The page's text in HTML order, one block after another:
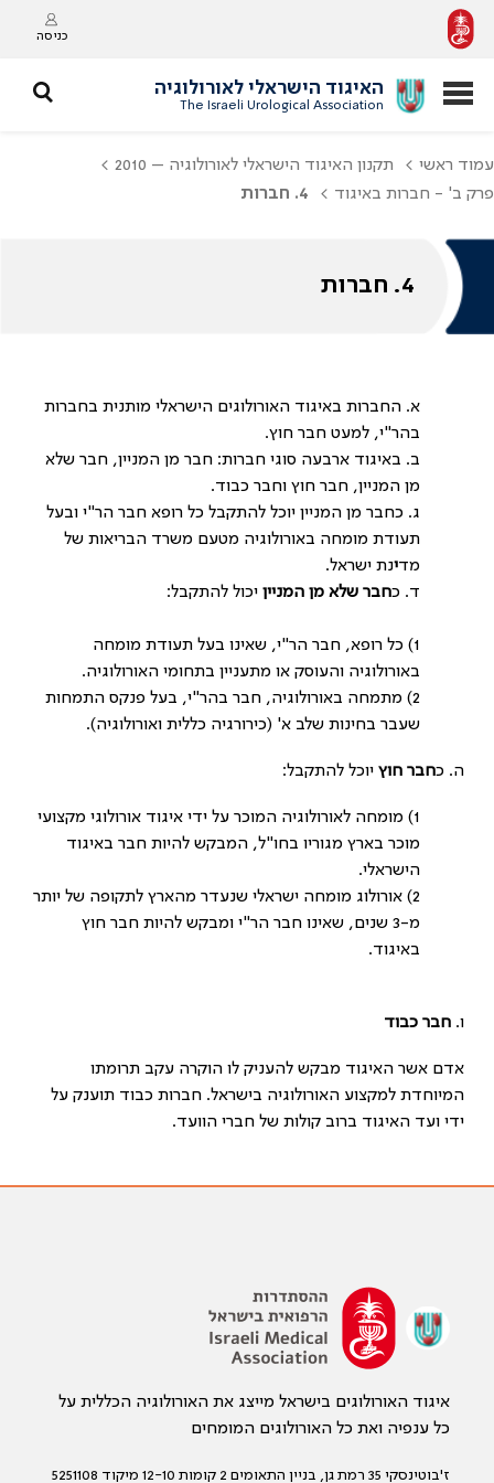
כניסה
האיגוד הישראלי לאורולוגיה
The Israeli Urological Association
עמוד ראשי
תקנון האיגוד הישראלי לאורולוגיה – 2010
פרק ב' - חברות באיגוד
4. חברות
4. חברות
א. החברות באיגוד האורולוגים הישראלי מותנית בחברות
בהר"י, למעט חבר חוץ.
ב. באיגוד ארבעה סוגי חברות: חבר מן המניין, חבר שלא
מן המניין, חבר חוץ וחבר כבוד.
ג. כחבר מן המניין יוכל להתקבל כל רופא חבר הר"י ובעל
תעודת מומחה באורולוגיה מטעם משרד הבריאות של
מדינת ישראל.
ד. כחבר שלא מן המניין יכול להתקבל:
1) כל רופא, חבר הר"י, שאינו בעל תעודת מומחה
באורולוגיה והעוסק או מתעניין בתחומי האורולוגיה.
2) מתמחה באורולוגיה, חבר בהר"י, בעל פנקס התמחות
שעבר בחינות שלב א' (כירורגיה כללית ואורולוגיה).
ה. כחבר חוץ יוכל להתקבל:
1) מומחה לאורולוגיה המוכר על ידי איגוד אורולוגי מקצועי
מוכר בארץ מגוריו בחו"ל, המבקש להיות חבר באיגוד
הישראלי.
2) אורולוג מומחה ישראלי שנעדר מהארץ לתקופה של יותר
מ-3 שנים, שאינו חבר הר"י ומבקש להיות חבר חוץ
באיגוד.
ו. חבר כבוד
אדם אשר האיגוד מבקש להעניק לו הוקרה עקב תרומתו
המיוחדת למקצוע האורולוגיה בישראל. חברות כבוד תוענק על
ידי ועד האיגוד ברוב קולות של חברי הוועד.
איגוד האורולוגים בישראל מייצג את האורולוגיה הכללית על
כל ענפיה ואת כל האורולוגים המומחים
ז'בוטינסקי 35 רמת גן, בניין התאומים 2 קומות 12-10 מיקוד 5251108